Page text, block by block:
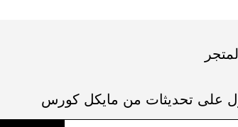
على تحديثات من مايكل كورس